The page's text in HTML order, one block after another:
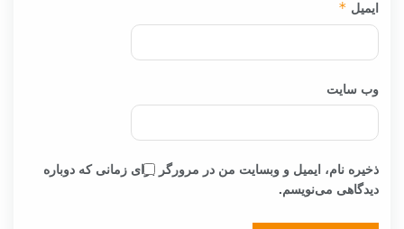
ایمیل *
وب‌ سایت
ذخیره نام، ایمیل و وبسایت من در مرورگر برای زمانی که دوباره
دیدگاهی می‌نویسم.